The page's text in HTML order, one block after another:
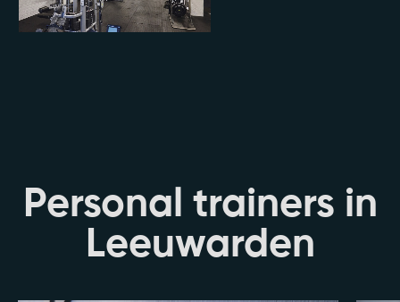
Personal trainers in
Leeuwarden